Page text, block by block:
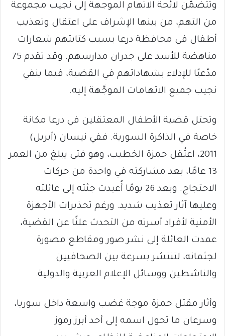
وتتضمّن لائحة الاتهام الموجهة إلى نجيب مجموعة
من التهم، من بينها الإشراف على اعتقال وتعذيب
أطفال في محافظة درعا بسبب كتابتهم شعارات
مناهضة للأسد على جدران مدارسهم. وقد تقدم 75
مدّعيًا للإدلاء بشهاداتهم في القضية، فيما ينفي
نجيب جميع الاتهامات الموجَّهة إليه.
وتحتل قضية الأطفال المعتقلين في درعا مكانة
خاصة في الذاكرة السورية. ففي نيسان (أبريل)
2011، اعتُقل حمزة الخطيب، وهو فتى يبلغ من العمر
13 عامًا، بعد مشاركته في واحدة من حركات
الاحتجاج. وبعد 26 يومًا أُعيدت جثته إلى عائلته
وعليها آثار تعذيب شديد. ورغم تحذيرات الأجهزة
الأمنية لأفراد أسرته من التحدث علنًا عن القضية،
عمدت العائلة إلى نشر صور ومقاطع مصورة
لجثمانه، لتنتشر بسرعة بين الصحافيين
والناشطين ووسائل الإعلام العربية والدولية.
وأثار مقتل حمزة موجة غضب واسعة داخل سوريا،
وسرعان ما تحول اسمه إلى أحد أبرز رموز